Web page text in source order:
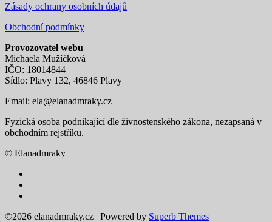
Zásady ochrany osobních údajů
Obchodní podmínky
Provozovatel webu
Michaela Mužíčková
IČO: 18014844
Sídlo: Plavy 132, 46846 Plavy
Email: ela@elanadmraky.cz
Fyzická osoba podnikající dle živnostenského zákona, nezapsaná v
obchodním rejstříku.
© Elanadmraky
©2026 elanadmraky.cz | Powered by Superb Themes